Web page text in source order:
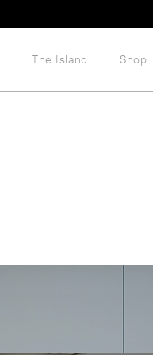
The Island Shop